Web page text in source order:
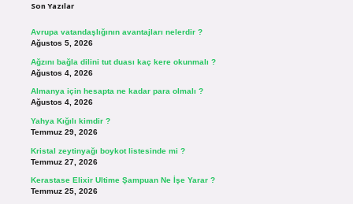
Son Yazılar
Avrupa vatandaşlığının avantajları nelerdir ?
Ağustos 5, 2026
Ağzını bağla dilini tut duası kaç kere okunmalı ?
Ağustos 4, 2026
Almanya için hesapta ne kadar para olmalı ?
Ağustos 4, 2026
Yahya Kığılı kimdir ?
Temmuz 29, 2026
Kristal zeytinyağı boykot listesinde mi ?
Temmuz 27, 2026
Kerastase Elixir Ultime Şampuan Ne İşe Yarar ?
Temmuz 25, 2026